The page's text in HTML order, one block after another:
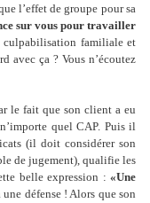
l’effet de groupe pour sa
sur vous pour tra­vailler
fami­liale et
avec ça ? Vous n’écoutez
le fait que son client a eu
quel CAP. Puis il
(il doit consi­dé­rer son
de juge­ment), qua­li­fie les
belle expres­sion : «Une
défense ! Alors que son